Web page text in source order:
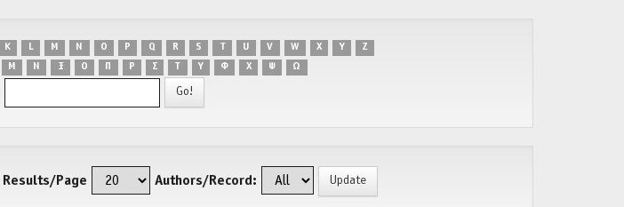
K L M N O P Q R S T U V W X Y
Z
Μ Ν Ξ Ο Π Ρ Σ Τ Υ Φ Χ Ψ Ω
Results/Page Authors/Record: